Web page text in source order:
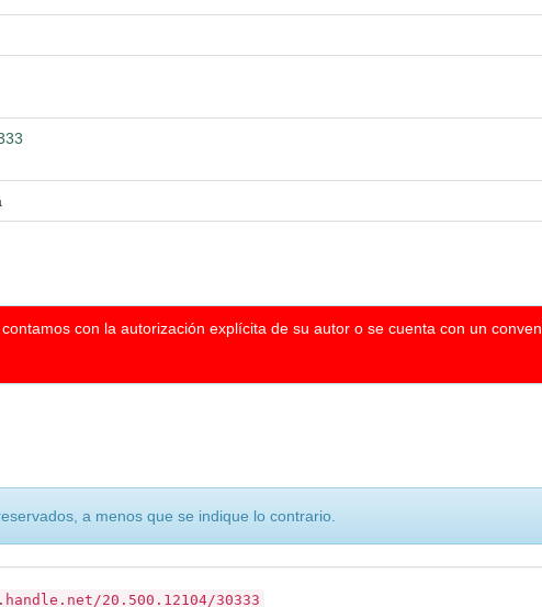
con la autorización explícita de su autor o se cuenta con un
a menos que se indique lo contrario.
20.500.12104/30333